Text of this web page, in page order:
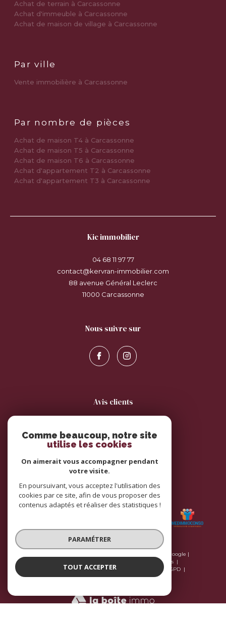
Achat d'immeuble à Carcassonne
Achat de maison de village à Carcassonne
Par ville
Vente immobilière à Carcassonne
Par nombre de pièces
Achat de maison T4 à Carcassonne
Achat de maison T5 à Carcassonne
Achat de maison T6 à Carcassonne
Achat d'appartement T2 à Carcassonne
Achat d'appartement T3 à Carcassonne
kic immobilier
04 68 11 97 77
contact@kervran-immobilier.com
88 avenue Général Leclerc
11000
carcassonne
nous suivre sur
avis clients
adhérents
© 2026 | Tous droits réservés | Traduction powered by Google |
Plan du site
Nos honoraires
Mentions légales
Nos honoraires
Admin Nos liens
Politique RGPD
Comme beaucoup, notre site
utilise les cookies
On aimerait vous accompagner pendant
votre visite.
En poursuivant, vous acceptez l'utilisation des
cookies par ce site, afin de vous proposer des
contenus adaptés et réaliser des statistiques !
PARAMÉTRER
TOUT ACCEPTER